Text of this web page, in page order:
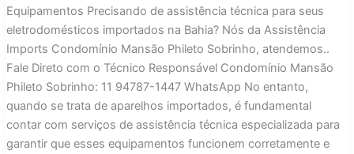
Equipamentos Precisando de assistência técnica para seus
eletrodomésticos importados na Bahia? Nós da Assistência
Imports Condomínio Mansão Phileto Sobrinho, atendemos..
Fale Direto com o Técnico Responsável Condomínio Mansão
Phileto Sobrinho: 11 94787-1447 WhatsApp No entanto,
quando se trata de aparelhos importados, é fundamental
contar com serviços de assistência técnica especializada para
garantir que esses equipamentos funcionem corretamente e